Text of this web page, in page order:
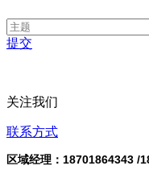
提交
关注我们
联系方式
区域经理：18701864343 /